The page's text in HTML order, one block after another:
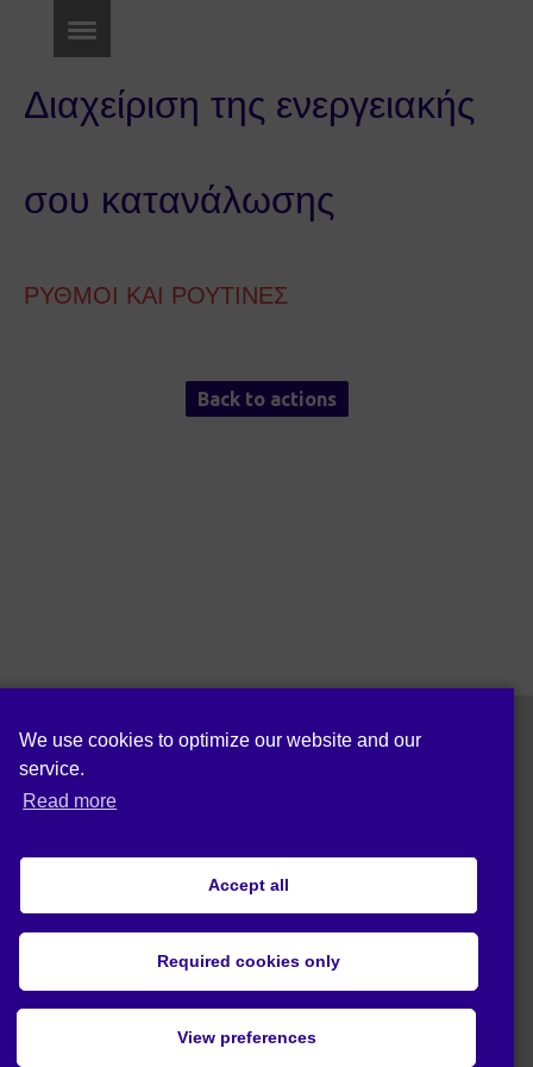
We use cookies to optimize our website and our
service.
Read more
Accept all
Required cookies only
View preferences
Διαχείριση της ενεργειακής
σου κατανάλωσης
ΡΥΘΜΟΙ ΚΑΙ ΡΟΥΤΙΝΕΣ
Back to actions
το πρόγραμμα έρευνας και καινοτομίας
Δήλωση Προστασίας Δεδομένων (ΕΕ)
© 2020 Act4Eco. All rights reserved.